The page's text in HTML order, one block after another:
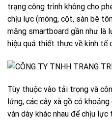
trạng công trình không cho
chịu lực (móng, cột, sàn bê
măng smartboard gần như là
hiệu quả thiết thực về kinh tế
Tùy thuộc vào tải trọng và
lửng, các cây xà gồ có
ván dày khác nhau để chịu